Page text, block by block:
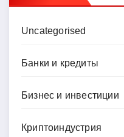
Uncategorised
Банки и кредиты
Бизнес и инвестиции
Криптоиндустрия